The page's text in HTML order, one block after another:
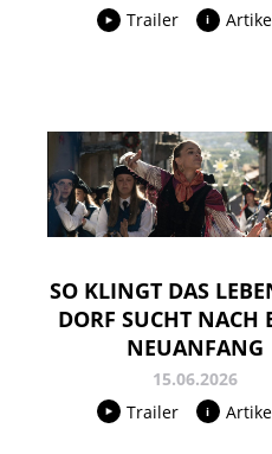
Trailer
SO KLINGT DAS
DORF SUCHT NACH
NEUANFANG
15.06.2026
Trailer